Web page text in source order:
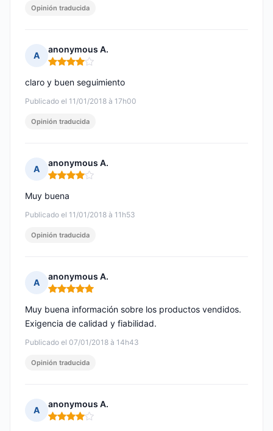
Opinión traducida
A
anonymous A.
Nota: 4 de 5
Publicado el 11/01/2018 à 17h00
claro y buen seguimiento
Opinión traducida
A
anonymous A.
Nota: 4 de 5
Publicado el 11/01/2018 à 11h53
Muy buena
Opinión traducida
A
anonymous A.
Nota: 5 de 5
Publicado el 07/01/2018 à 14h43
Muy buena información sobre los productos vendidos.
Exigencia de calidad y fiabilidad.
Opinión traducida
A
anonymous A.
Nota: 4 de 5